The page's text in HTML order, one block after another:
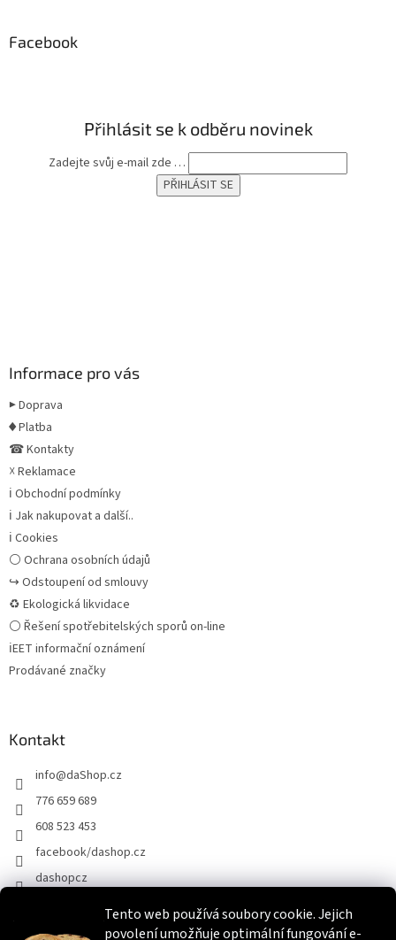
Tento web používá soubory cookie. Jejich
povolení umožňuje optimální fungování e-
Facebook
Přihlásit se k odběru novinek
Zadejte svůj e-mail zde …
Informace pro vás
▶ Doprava
♦ Platba
☎ Kontakty
☓ Reklamace
ℹ Obchodní podmínky
ℹ Jak nakupovat a další..
ℹ Cookies
⚪ Ochrana osobních údajů
↪ Odstoupení od smlouvy
♻ Ekologická likvidace
⚪ Řešení spotřebitelských sporů on-line
ℹEET informační oznámení
Prodávané značky
Kontakt
info@daShop.cz
776 659 689
608 523 453
facebook/dashop.cz
dashopcz
Heureka.cz Zboží.cz Srovnáme.cz